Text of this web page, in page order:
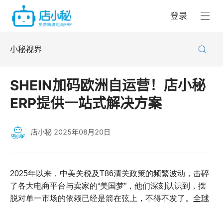
登录
小秘视界
SHEIN加码欧洲自运营！店小秘
ERP提供一站式解决方案
店小秘 2025年08月20日
2025年以来，中美关税及T86清关政策的频繁波动，击碎
了各大电商平台与卖家的“美国梦”，他们深刻认识到，摆
脱对单一市场的依赖已经是箭在弦上，不得不发了。 全球